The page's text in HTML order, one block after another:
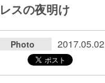
スの夜明け
Photo 2017.05.02